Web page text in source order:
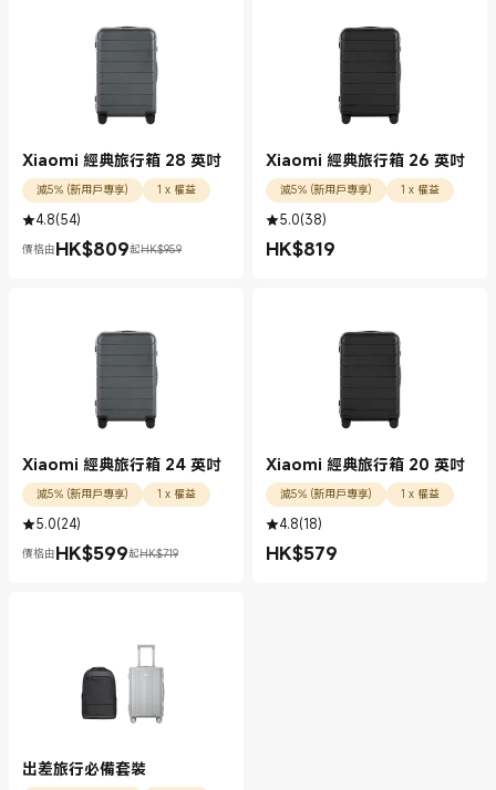
Xiaomi 經典旅行箱 28 英吋
減5% (新用戶專享) 1 x 權益
4.8(54)
價格由HK$809
現價 HK$809.00 起HK$959
市場價格 HK$959
Xiaomi 經典旅行箱 26 英吋
減5% (新用戶專享) 1 x 權益
5.0(38)
HK$819
現價 HK$819.00
Xiaomi 經典旅行箱 24 英吋
減5% (新用戶專享) 1 x 權益
5.0(24)
價格由HK$599
現價 HK$599.00 起HK$719
市場價格 HK$719
Xiaomi 經典旅行箱 20 英吋
減5% (新用戶專享) 1 x 權益
4.8(18)
HK$579
現價 HK$579.00
出差旅行必備套裝